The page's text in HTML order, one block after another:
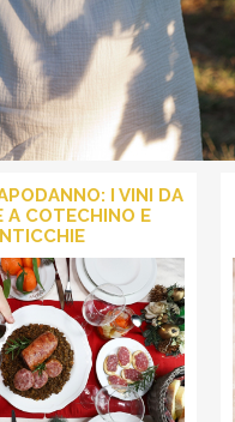
I VINI DA
A COTECHINO E